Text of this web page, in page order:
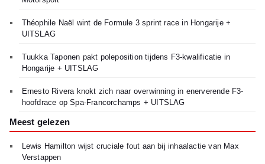
Théophile Naël wint de Formule 3 sprint race in Hongarije +
UITSLAG
Tuukka Taponen pakt poleposition tijdens F3-kwalificatie in
Hongarije + UITSLAG
Ernesto Rivera knokt zich naar overwinning in enerverende F3-
hoofdrace op Spa-Francorchamps + UITSLAG
Meest gelezen
Lewis Hamilton wijst cruciale fout aan bij inhaalactie van Max
Verstappen